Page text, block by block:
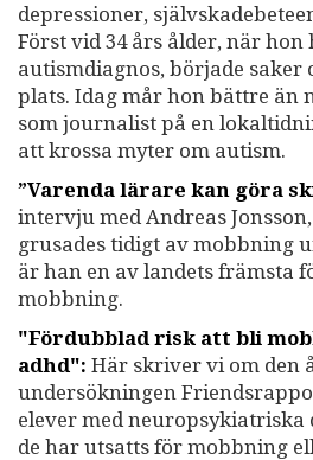
depressioner,
Först vid 34 års ålder, när hon
autismdiagnos, började saker
plats. Idag mår hon bättre än
som journalist på en
att krossa myter om autism.
”Varenda lärare kan göra
intervju med Andreas
grusades tidigt av mobbning
är han en av landets främsta
mobbning.
"Fördubblad risk att bli
adhd": Här skriver vi om den
undersökningen
elever med
de har utsatts för mobbning